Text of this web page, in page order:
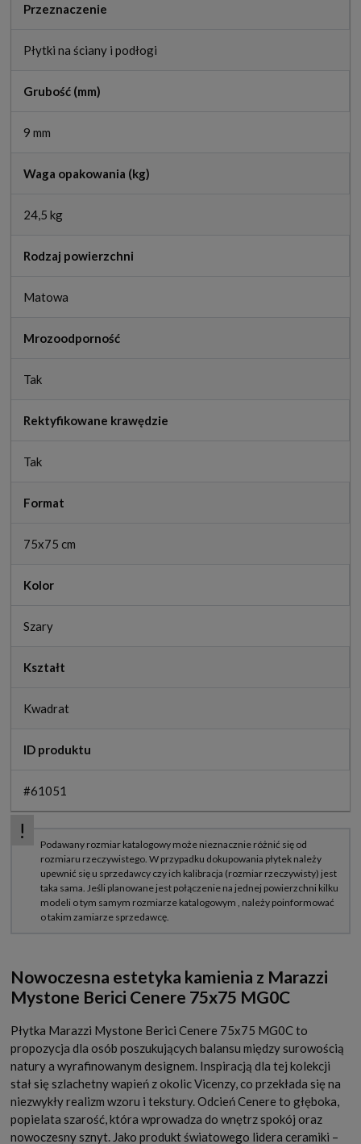
Przeznaczenie
Płytki na ściany i podłogi
Grubość (mm)
9 mm
Waga opakowania (kg)
24,5 kg
Rodzaj powierzchni
Matowa
Mrozoodporność
Tak
Rektyfikowane krawędzie
Tak
Format
75x75 cm
Kolor
Szary
Kształt
Kwadrat
ID produktu
#61051
Nowoczesna estetyka kamienia z Marazzi
Mystone Berici Cenere 75x75 MG0C
Płytka Marazzi Mystone Berici Cenere 75x75 MG0C to
propozycja dla osób poszukujących balansu między surowością
natury a wyrafinowanym designem. Inspiracją dla tej kolekcji
stał się szlachetny wapień z okolic Vicenzy, co przekłada się na
niezwykły realizm wzoru i tekstury. Odcień Cenere to głęboka,
popielata szarość, która wprowadza do wnętrz spokój oraz
nowoczesny sznyt. Jako produkt światowego lidera ceramiki –